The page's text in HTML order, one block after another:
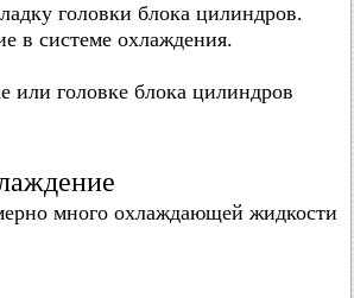
головки блока цилиндров.
в системе охлаждения.
или головке блока цилиндров
много охлаждающей жидкости